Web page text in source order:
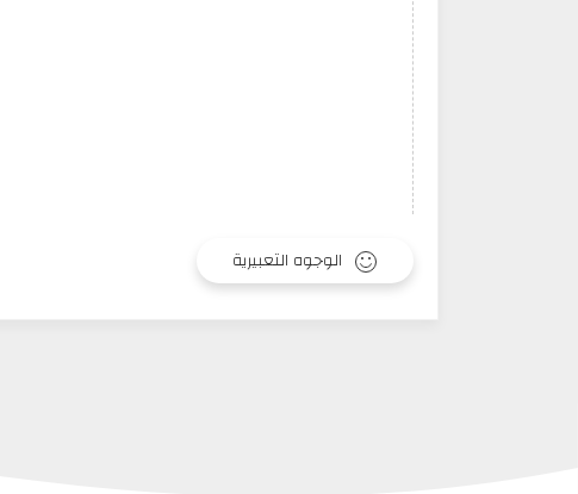
الوجوه التعبيرية